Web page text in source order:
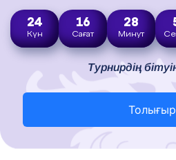
24
Күн
16
Сағат
28
Минут
Турнирдің